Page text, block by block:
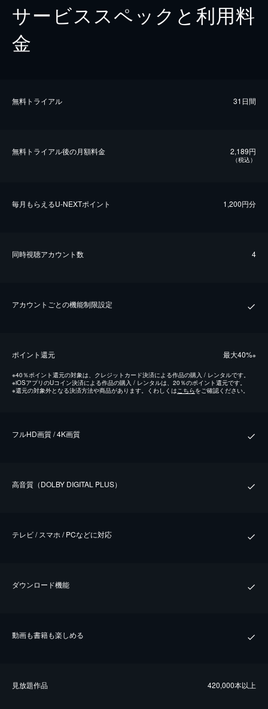
サービススペックと利用料
金
無料トライアル 31日間
無料トライアル後の⽉額料金 2,189円
（税込）
毎⽉もらえるU-NEXTポイント 1,200円分
同時視聴アカウント数 4
アカウントごとの機能制限設定
ポイント還元 最⼤40%※
※40％ポイント還元の対象は、クレジットカード決済による作品の購入 / レンタルです。
※iOSアプリのUコイン決済による作品の購入 / レンタルは、20％のポイント還元です。
※還元の対象外となる決済方法や商品があります。くわしくはこちらをご確認ください。
フルHD画質 / 4K画質
⾼⾳質（DOLBY DIGITAL PLUS）
テレビ / スマホ / PCなどに対応
ダウンロード機能
動画も書籍も楽しめる
⾒放題作品 420,000本以上